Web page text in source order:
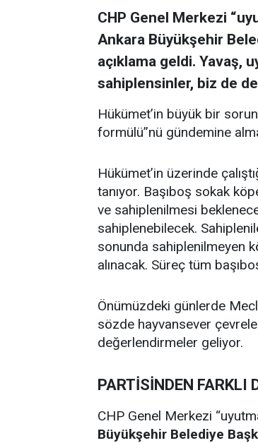
CHP Genel Merkezi
Ankara Büyükşehir
açıklama geldi. Yavaş,
sahiplensinler, biz de
Hükümet’in büyük bir
formülü”nü gündemine
Hükümet’in üzerinde
tanıyor. Başıboş sokak
ve sahiplenilmesi
sahiplenebilecek.
sonunda sahiplenilmeyen
alınacak. Süreç tüm
Önümüzdeki günlerde
sözde hayvansever
değerlendirmeler geliyor.
PARTİSİNDEN FARKLI
CHP Genel Merkezi
Büyükşehir Belediye